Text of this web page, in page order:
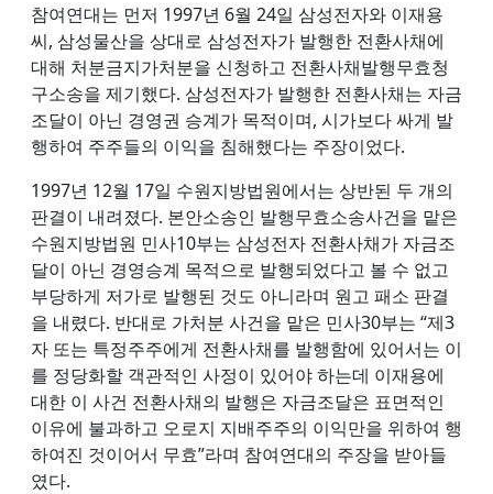
참여연대는 먼저 1997년 6월 24일 삼성전자와 이재용
씨, 삼성물산을 상대로 삼성전자가 발행한 전환사채에
대해 처분금지가처분을 신청하고 전환사채발행무효청
구소송을 제기했다. 삼성전자가 발행한 전환사채는 자금
조달이 아닌 경영권 승계가 목적이며, 시가보다 싸게 발
행하여 주주들의 이익을 침해했다는 주장이었다.
1997년 12월 17일 수원지방법원에서는 상반된 두 개의
판결이 내려졌다. 본안소송인 발행무효소송사건을 맡은
수원지방법원 민사10부는 삼성전자 전환사채가 자금조
달이 아닌 경영승계 목적으로 발행되었다고 볼 수 없고
부당하게 저가로 발행된 것도 아니라며 원고 패소 판결
을 내렸다. 반대로 가처분 사건을 맡은 민사30부는 “제3
자 또는 특정주주에게 전환사채를 발행함에 있어서는 이
를 정당화할 객관적인 사정이 있어야 하는데 이재용에
대한 이 사건 전환사채의 발행은 자금조달은 표면적인
이유에 불과하고 오로지 지배주주의 이익만을 위하여 행
하여진 것이어서 무효”라며 참여연대의 주장을 받아들
였다.